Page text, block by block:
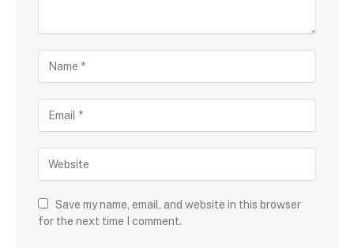
Save my name, email, and website in this browser
for the next time I comment.